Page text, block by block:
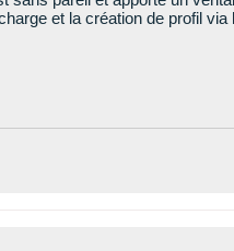
et la création de profil